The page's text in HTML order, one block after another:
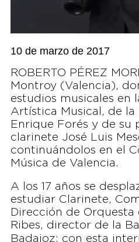
10 de marzo de 2017
ROBERTO PÉREZ
Montroy (Valencia),
estudios musicales en
Artística Musical, de
Enrique Forés y de su
clarinete José Luis
continuándolos en el
Música de Valencia.
A los 17 años se
estudiar Clarinete,
Dirección de
Ribes, director de la
Badajoz; con esta